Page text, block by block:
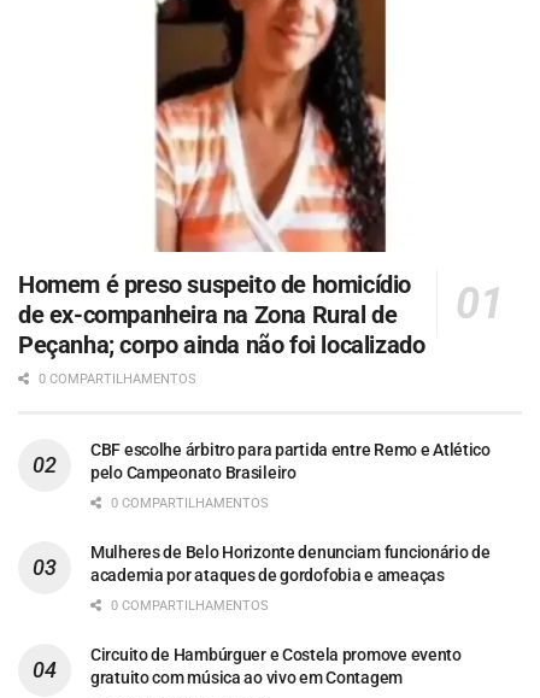
Homem é preso suspeito de homicídio
de ex-companheira na Zona Rural de
Peçanha; corpo ainda não foi localizado
0 COMPARTILHAMENTOS
CBF escolhe árbitro para partida entre Remo e Atlético
pelo Campeonato Brasileiro
0 COMPARTILHAMENTOS
Mulheres de Belo Horizonte denunciam funcionário de
academia por ataques de gordofobia e ameaças
0 COMPARTILHAMENTOS
Circuito de Hambúrguer e Costela promove evento
gratuito com música ao vivo em Contagem